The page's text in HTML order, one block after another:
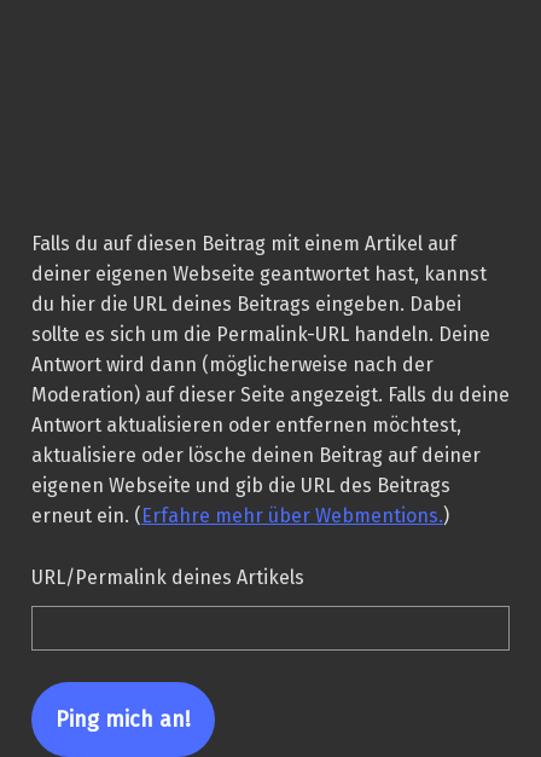
Falls du auf diesen Beitrag mit einem Artikel auf
deiner eigenen Webseite geantwortet hast, kannst
du hier die URL deines Beitrags eingeben. Dabei
sollte es sich um die Permalink-URL handeln. Deine
Antwort wird dann (möglicherweise nach der
Moderation) auf dieser Seite angezeigt. Falls du deine
Antwort aktualisieren oder entfernen möchtest,
aktualisiere oder lösche deinen Beitrag auf deiner
eigenen Webseite und gib die URL des Beitrags
erneut ein. ( Erfahre mehr über Webmentions.)
URL/Permalink deines Artikels